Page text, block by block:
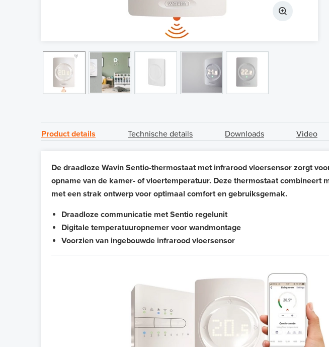
Product details Technische details Downloads Video
De draadloze Wavin Sentio-thermostaat met infrarood vloersensor zorgt
opname van de kamer- of vloertemperatuur. Deze thermostaat combineert
met een strak ontwerp voor optimaal comfort en gebruiksgemak.
Draadloze communicatie met Sentio regelunit
Digitale temperatuuropnemer voor wandmontage
Voorzien van ingebouwde infrarood vloersensor